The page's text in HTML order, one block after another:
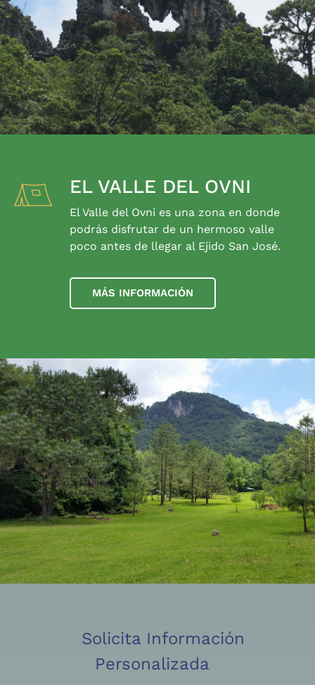
EL VALLE DEL OVNI
El Valle del Ovni es una zona en donde
podrás disfrutar de un hermoso valle
poco antes de llegar al Ejido San José.
MÁS INFORMACIÓN
Solicita Información
Personalizada